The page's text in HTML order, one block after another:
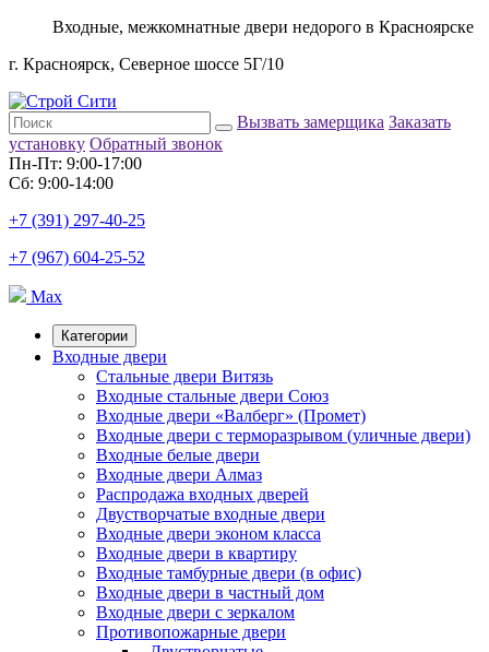
Входные, межкомнатные двери недорого в Красноярске
г. Красноярск, Северное шоссе 5Г/10
Вызвать замерщика Заказать
установку Обратный звонок
Пн-Пт: 9:00-17:00
Сб: 9:00-14:00
+7 (391) 297-40-25
+7 (967) 604-25-52
Max
Категории
Входные двери
Стальные двери Витязь
Входные стальные двери Союз
Входные двери «Валберг» (Промет)
Входные двери с терморазрывом (уличные двери)
Входные белые двери
Входные двери Алмаз
Распродажа входных дверей
Двустворчатые входные двери
Входные двери эконом класса
Входные двери в квартиру
Входные тамбурные двери (в офис)
Входные двери в частный дом
Входные двери с зеркалом
Противопожарные двери